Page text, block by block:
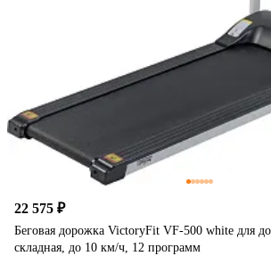
22 575 ₽
Беговая дорожка VictoryFit VF-500 white для
складная, до 10 км/ч, 12 программ